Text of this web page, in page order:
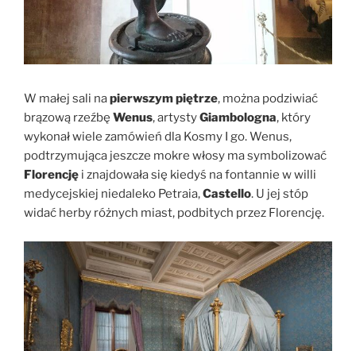
W małej sali napierwszym piętrze, można podziwiać
brązową rzeźbę Wenus, artystyGiambologna, który
wykonał wiele zamówień dla Kosmy I go. Wenus,
podtrzymująca jeszcze mokre włosy ma symbolizować
Florencję i znajdowała się kiedyś na fontannie w willi
medycejskiej niedaleko Petraia,Castello. U jej stóp
widać herby różnych miast, podbitych przez Florencję.